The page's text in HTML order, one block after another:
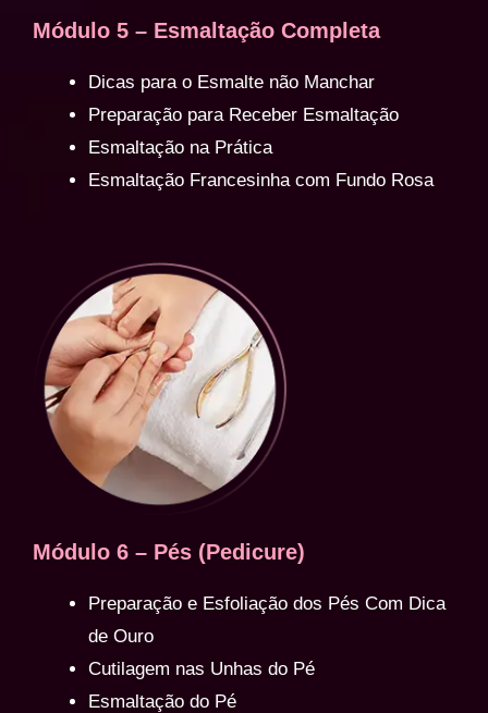
Módulo 5 – Esmaltação Completa
Dicas para o Esmalte não Manchar
Preparação para Receber Esmaltação
Esmaltação na Prática
Esmaltação Francesinha com Fundo Rosa
Módulo 6 – Pés (Pedicure)
Preparação e Esfoliação dos Pés Com Dica
de Ouro
Cutilagem nas Unhas do Pé
Esmaltação do Pé